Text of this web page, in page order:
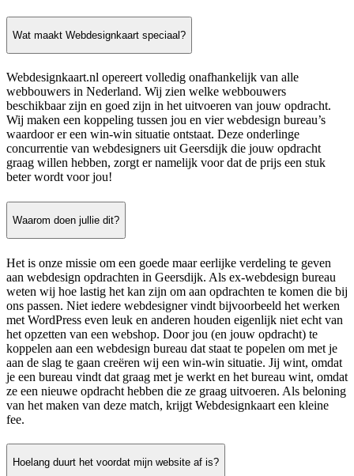
Wat maakt Webdesignkaart speciaal?
Webdesignkaart.nl opereert volledig onafhankelijk van alle
webbouwers in Nederland. Wij zien welke webbouwers
beschikbaar zijn en goed zijn in het uitvoeren van jouw opdracht.
Wij maken een koppeling tussen jou en vier webdesign bureau’s
waardoor er een win-win situatie ontstaat. Deze onderlinge
concurrentie van webdesigners uit Geersdijk die jouw opdracht
graag willen hebben, zorgt er namelijk voor dat de prijs een stuk
beter wordt voor jou!
Waarom doen jullie dit?
Het is onze missie om een goede maar eerlijke verdeling te geven
aan webdesign opdrachten in Geersdijk. Als ex-webdesign bureau
weten wij hoe lastig het kan zijn om aan opdrachten te komen die bij
ons passen. Niet iedere webdesigner vindt bijvoorbeeld het werken
met WordPress even leuk en anderen houden eigenlijk niet echt van
het opzetten van een webshop. Door jou (en jouw opdracht) te
koppelen aan een webdesign bureau dat staat te popelen om met je
aan de slag te gaan creëren wij een win-win situatie. Jij wint, omdat
je een bureau vindt dat graag met je werkt en het bureau wint, omdat
ze een nieuwe opdracht hebben die ze graag uitvoeren. Als beloning
van het maken van deze match, krijgt Webdesignkaart een kleine
fee.
Hoelang duurt het voordat mijn website af is?